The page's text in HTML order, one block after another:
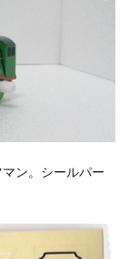
ン。シールパー